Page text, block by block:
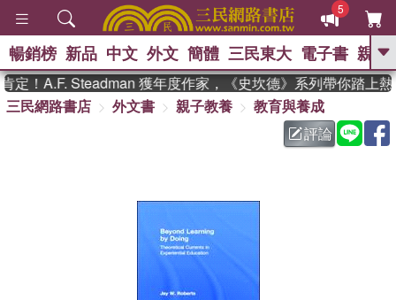
5
GO
熱搜： 東野圭吾 、 高希均教授回憶錄
父親節 、 如果歷
暑期推薦 、 國際布克
偉大的迷走神經
暢銷榜 新品 中文 外文 簡體 三民東大 電子書 親子
！A.F. Steadman 獲年度作家，《史坎德》系列帶你踏上熱
三民網路書店
外文書 親子教養
教育與養成
評論